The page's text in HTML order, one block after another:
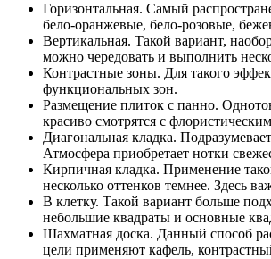
Горизонтальная. Самый
бело-оранжевые, бело-розовые,
Вертикальная. Такой вариант,
можно чередовать и выполнить
Контрастные зоны. Для такого
функциональных зон.
Размещение плиток с панно.
красиво смотрятся с
Диагональная кладка.
Атмосфера приобретает нотки
Кирпичная кладка. Применение
несколько оттенков темнее. Здесь
В клетку. Такой вариант больше
небольшие квадраты и основные
Шахматная доска. Данный способ
цели применяют кафель,